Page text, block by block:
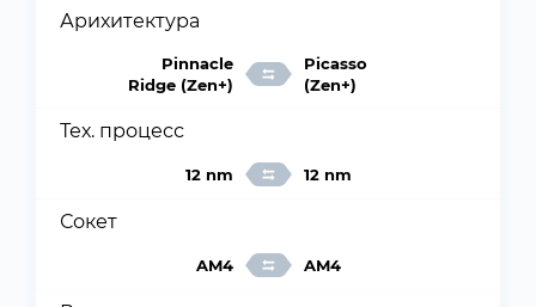
Арихитектура
Pinnacle
Ridge (Zen+)
Picasso
(Zen+)
Тех. процесс
12 nm 12 nm
Сокет
AM4 AM4